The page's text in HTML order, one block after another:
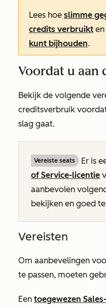
Lees hoe slimme
credits verbruikt
kunt bijhouden.
Voordat u aan
Bekijk de volgende
creditsverbruik
slag gaat.
Vereiste seats Er is
of Service-licentie
aanbevolen
bekijken en goed
Vereisten
Om aanbevelingen
te passen, moeten
Een toegewezen Sales-